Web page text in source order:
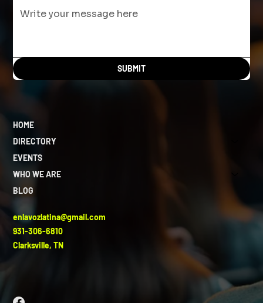
SUBMIT
HOME
DIRECTORY
EVENTS
WHO WE ARE
BLOG
enlavozlatina@gmail.com
931-306-6810
Clarksville, TN